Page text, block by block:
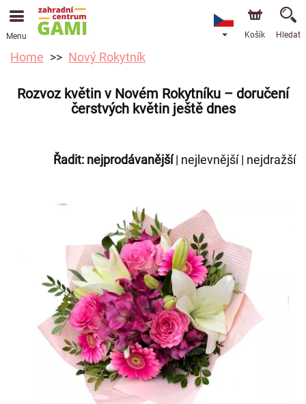
Menu Košík Hledat
Home Nový Rokytník
Rozvoz květin v Novém Rokytníku – doručení
čerstvých květin ještě dnes
Řadit: nejprodávanější| nejlevnější| nejdražší